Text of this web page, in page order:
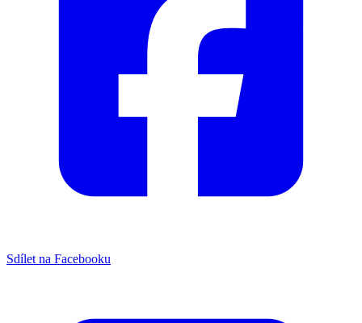
Sdílet na Facebooku